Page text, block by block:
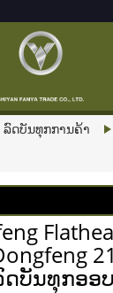
ລົດບັນທຸກການຄ້າ
ບັນທຸກອອ